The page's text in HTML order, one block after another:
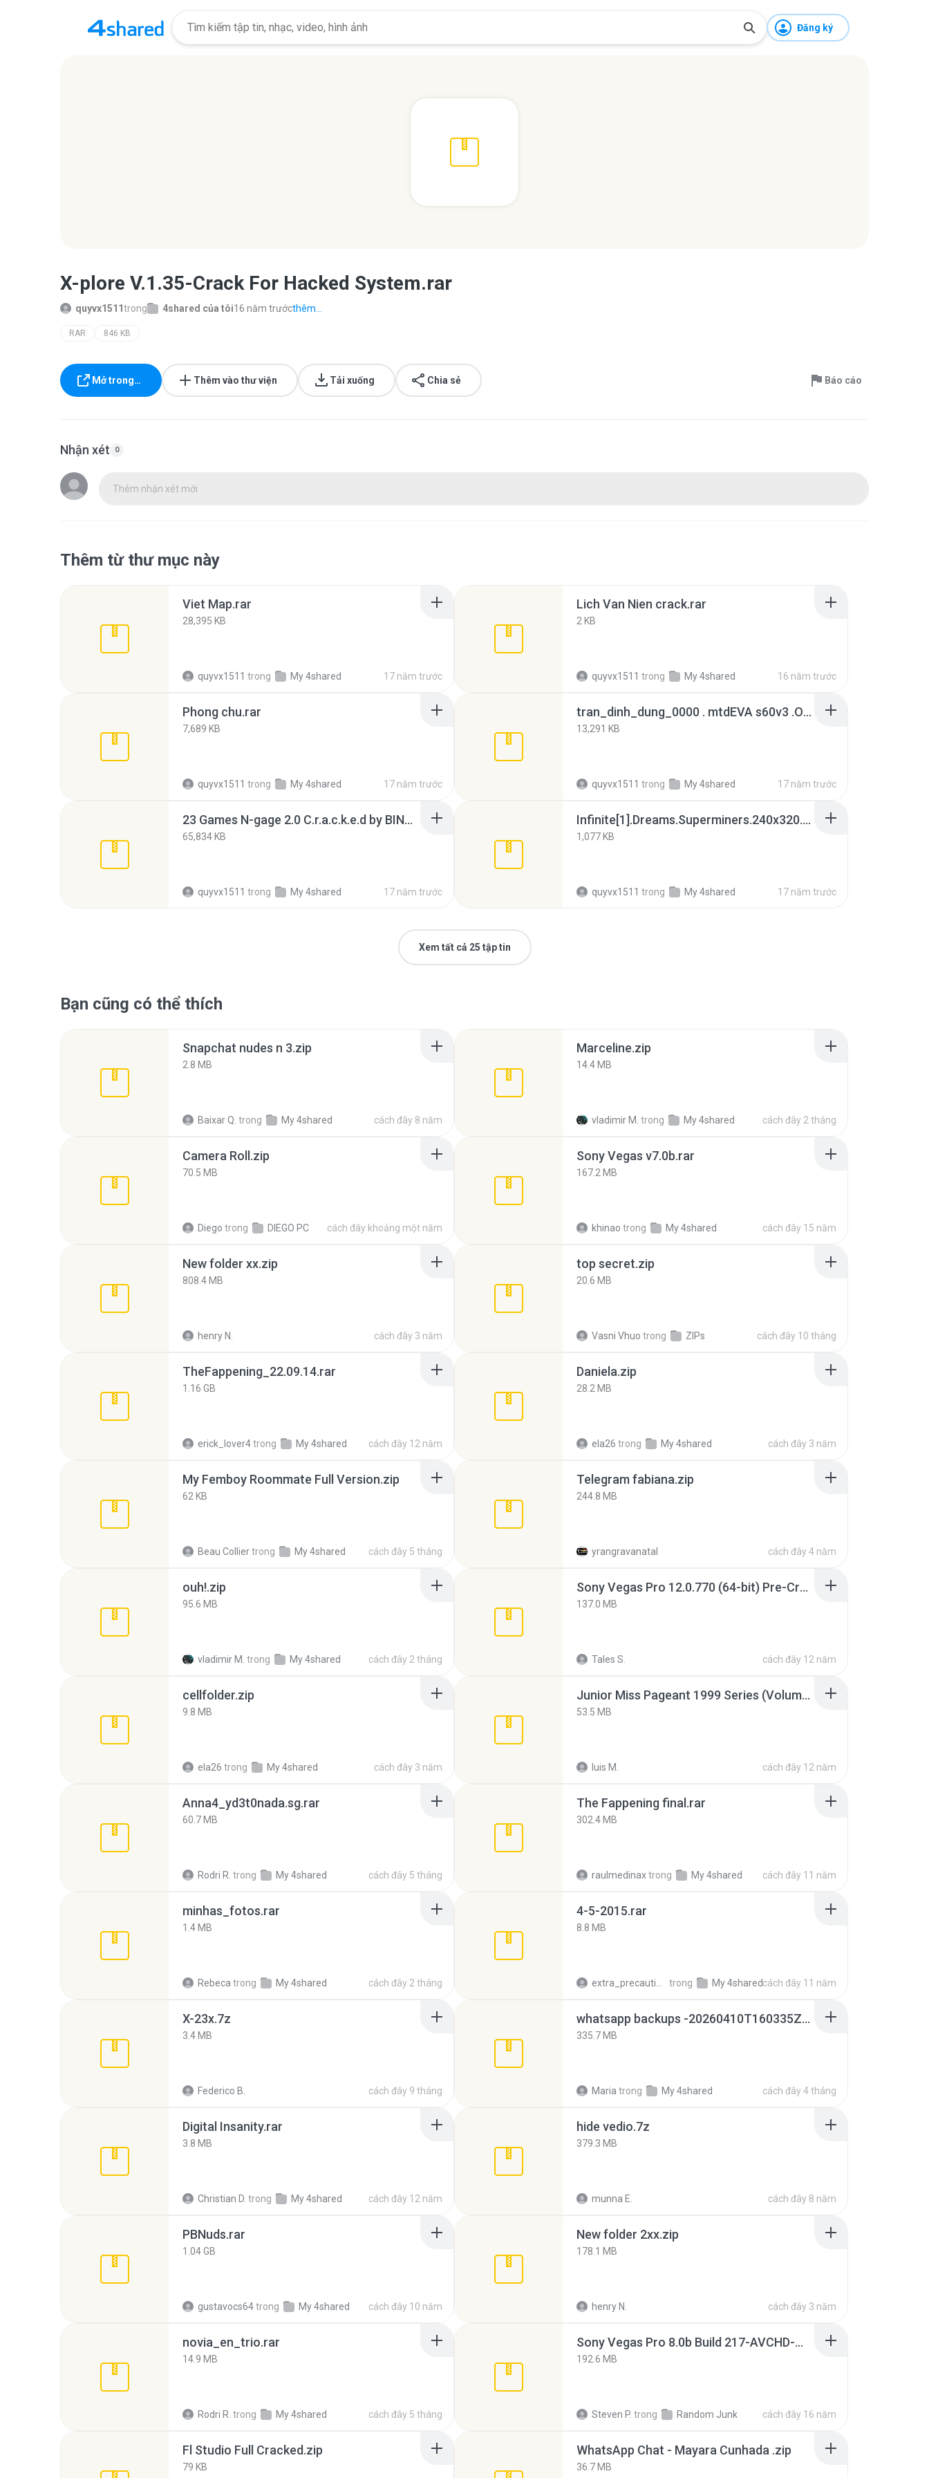
Đăng ký
X-plore V.1.35-Crack For Hacked System.rar
quyvx1511trong 4shared của tôi16 năm trướcthêm...
RAR 846 KB
Mở trong… Thêm vào thư viện Tải xuống Chia sẻ Báo cáo
Nhận xét 0
Thêm nhận xét mới
Thêm từ thư mục này
Viet Map.rar
28,395 KB
quyvx1511 trong My 4shared 17 năm trước
Lich Van Nien crack.rar
2 KB
quyvx1511 trong My 4shared 16 năm trước
Phong chu.rar
7,689 KB
quyvx1511 trong My 4shared 17 năm trước
tran_dinh_dung_0000 . mtdEVA s60v3 .OS9 _ PDAviet.net _.rar
13,291 KB
quyvx1511 trong My 4shared 17 năm trước
23 Games N-gage 2.0 C.r.a.c.k.e.d by BINPDA part 1.rar
65,834 KB
quyvx1511 trong My 4shared 17 năm trước
Infinite[1].Dreams.Superminers.240x320.v1.07.S60v3.SymbianOS9.1.Cracked-BiNPDA.zip
1,077 KB
quyvx1511 trong My 4shared 17 năm trước
Xem tất cả 25 tập tin
Bạn cũng có thể thích
Snapchat nudes n 3.zip
2.8 MB
Baixar Q. trong My 4shared cách đây 8 năm
Marceline.zip
14.4 MB
vladimir M. trong My 4shared cách đây 2 tháng
Camera Roll.zip
70.5 MB
Diego trong DIEGO PC cách đây khoảng một năm
Sony Vegas v7.0b.rar
167.2 MB
khinao trong My 4shared cách đây 15 năm
New folder xx.zip
808.4 MB
henry N. cách đây 3 năm
top secret.zip
20.6 MB
Vasni Vhuo trong ZIPs cách đây 10 tháng
TheFappening_22.09.14.rar
1.16 GB
erick_lover4trong My 4shared cách đây 12 năm
Daniela.zip
28.2 MB
ela26 trong My 4shared cách đây 3 năm
My Femboy Roommate Full Version.zip
62 KB
Beau Colliertrong My 4shared cách đây 5 tháng
Telegram fabiana.zip
244.8 MB
yrangravanatal cách đây 4 năm
ouh!.zip
95.6 MB
vladimir M. trong My 4shared cách đây 2 tháng
Sony Vegas Pro 12.0.770 (64-bit) Pre-Cracked.zip
137.0 MB
Tales S. cách đây 12 năm
cellfolder.zip
9.8 MB
ela26 trong My 4shared cách đây 3 năm
Junior Miss Pageant 1999 Series (Volume I Part I NC 6).7z
53.5 MB
luis M. cách đây 12 năm
Anna4_yd3t0nada.sg.rar
60.7 MB
Rodri R. trong My 4shared cách đây 5 tháng
The Fappening final.rar
302.4 MB
raulmedinaxtrong My 4shared cách đây 11 năm
minhas_fotos.rar
1.4 MB
Rebeca trong My 4shared cách đây 2 tháng
4-5-2015.rar
8.8 MB
trong My 4sharedcách đây 11 năm
X-23x.7z
3.4 MB
Federico B. cách đây 9 tháng
whatsapp backups -20260410T160335Z-3-001.zip
335.7 MB
Maria trong My 4shared cách đây 4 tháng
Digital Insanity.rar
3.8 MB
Christian D. trong My 4shared cách đây 12 năm
hide vedio.7z
379.3 MB
munna E. cách đây 8 năm
PBNuds.rar
1.04 GB
gustavocs64trong My 4shared cách đây 10 năm
New folder 2xx.zip
178.1 MB
henry N. cách đây 3 năm
novia_en_trio.rar
14.9 MB
Rodri R. trong My 4shared cách đây 5 tháng
Sony Vegas Pro 8.0b Build 217-AVCHD-MPG-AC3 FIXED.7z
192.6 MB
Steven P. trong Random Junk cách đây 16 năm
Fl Studio Full Cracked.zip
79 KB
WhatsApp Chat - Mayara Cunhada .zip
36.7 MB